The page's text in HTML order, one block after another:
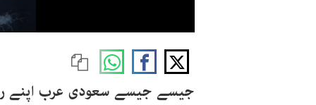
جیسے جیسے سعودی عرب اپنے